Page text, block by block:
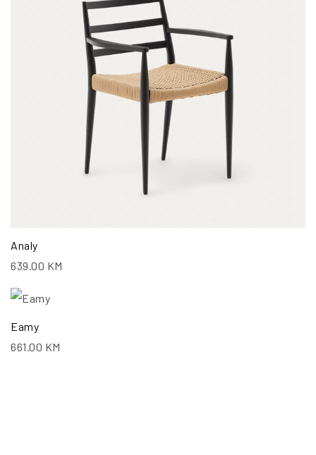
Analy
639.00 KM
Eamy
661.00 KM